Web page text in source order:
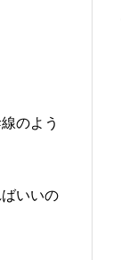
のよう
いいの